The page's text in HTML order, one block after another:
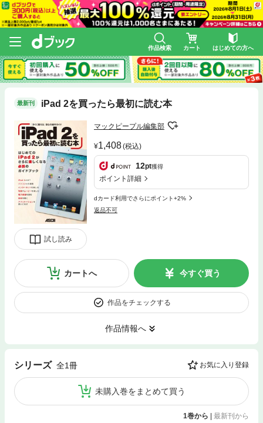
作品検索 カート はじめての方へ
最新刊 iPad 2を買ったら最初に読む本
試し読み
マックピープル編集部
1,408(税込)
12pt獲得
ポイント詳細
dカード利用でさらにポイント+2%
返品不可
カートへ 今すぐ買う
作品をチェックする
作品情報へ
シリーズ 全1冊 お気に入り登録
未購入巻をまとめて買う
1巻から | 最新刊から